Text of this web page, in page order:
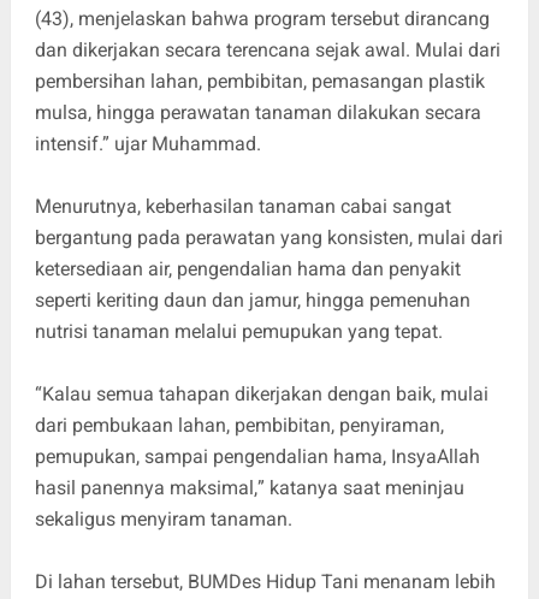
(43), menjelaskan bahwa program tersebut dirancang
dan dikerjakan secara terencana sejak awal. Mulai dari
pembersihan lahan, pembibitan, pemasangan plastik
mulsa, hingga perawatan tanaman dilakukan secara
intensif.” ujar Muhammad.
Menurutnya, keberhasilan tanaman cabai sangat
bergantung pada perawatan yang konsisten, mulai dari
ketersediaan air, pengendalian hama dan penyakit
seperti keriting daun dan jamur, hingga pemenuhan
nutrisi tanaman melalui pemupukan yang tepat.
“Kalau semua tahapan dikerjakan dengan baik, mulai
dari pembukaan lahan, pembibitan, penyiraman,
pemupukan, sampai pengendalian hama, InsyaAllah
hasil panennya maksimal,” katanya saat meninjau
sekaligus menyiram tanaman.
Di lahan tersebut, BUMDes Hidup Tani menanam lebih